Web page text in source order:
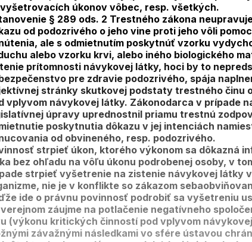
úkonov vôbec, resp. všetkých.
§ 289 ods. 2 Trestného zákona
od podozrivého o jeho vine proti jeho vôli
ale s odmietnutím poskytnúť vzorku
alebo vzorku krvi, alebo iného biologického
prítomnosti návykovej látky, hoci by to
pre zdravie podozrivého, spája
stránky skutkovej podstaty trestného činu
vplyvom návykovej látky. Zákonodarca v prípade
úpravy uprednostnil priamu trestnú
poskytnutia dôkazu v jej intenciách
od obvineného, resp. podozrivého.
strpieť úkon, ktorého výkonom sa dôkazná
bez ohľadu na vôľu úkonu podrobenej osoby, v
strpieť vyšetrenie na zistenie návykovej látky v
nie je v konflikte so zákazom
ide o právnu povinnosť podrobiť sa vyšetreniu
záujme na potlačenie negatívneho
(výkonu kritických činností pod vplyvom
závažnými následkami vo sfére ústavou